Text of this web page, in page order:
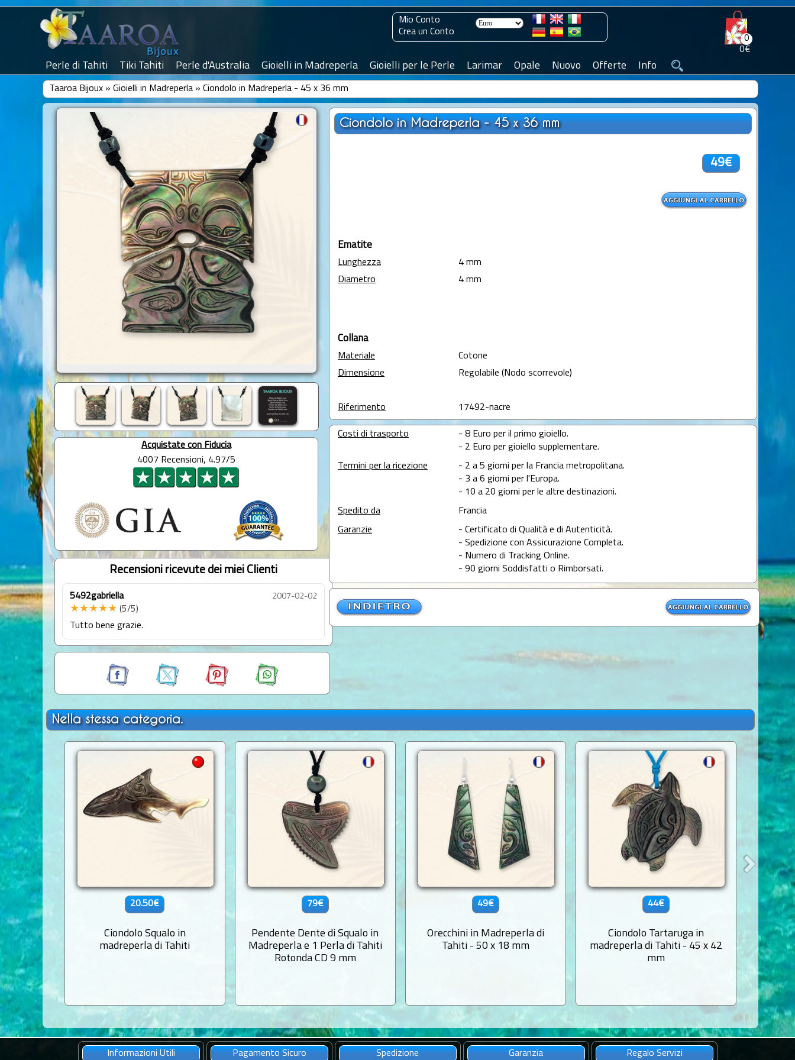
0
0€
Mio Conto
Crea un Conto
Perle di Tahiti Tiki Tahiti Perle d'Australia Gioielli in Madreperla Gioielli per le Perle Larimar Opale Nuovo Offerte Info
Taaroa Bijoux» Gioielli in Madreperla» Ciondolo in Madreperla - 45 x 36 mm
Acquistate con Fiducia
4007 Recensioni, 4.97/5
Recensioni ricevute dei miei Clienti
5492gabriella 2007-02-02
★★★★★ (5/5)
Tutto bene grazie.
Ciondolo in Madreperla - 45 x 36 mm
49€
Ematite
Lunghezza
4 mm
Diametro
4 mm
Collana
Materiale
Cotone
Dimensione
Regolabile (Nodo scorrevole)
Riferimento 17492-nacre
Costi di trasporto
- 8 Euro per il primo gioiello.
- 2 Euro per gioiello supplementare.
Termini per la ricezione
- 2 a 5 giorni per la Francia metropolitana.
- 3 a 6 giorni per l'Europa.
- 10 a 20 giorni per le altre destinazioni.
Spedito da
Francia
Garanzie
- Certificato di Qualità e di Autenticità.
- Spedizione con Assicurazione Completa.
- Numero di Tracking Online.
- 90 giorni Soddisfatti o Rimborsati.
Nella stessa categoria.
20.50€
Ciondolo Squalo in
madreperla di Tahiti
79€
Pendente Dente di Squalo in
Madreperla e 1 Perla di Tahiti
Rotonda CD 9 mm
49€
Orecchini in Madreperla di
Tahiti - 50 x 18 mm
44€
Ciondolo Tartaruga in
madreperla di Tahiti - 45 x 42
mm
Informazioni Utili Pagamento Sicuro Spedizione Garanzia Regalo Servizi